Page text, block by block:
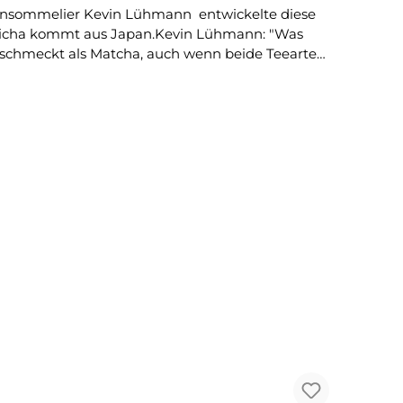
kommt aus Japan.Kevin Lühmann: "Was
als Matcha, auch wenn beide Teearten
für angenehm bittere Tee-, Gras-, Mate- und
nicht als Zutat enthalten, jedoch sorgt das